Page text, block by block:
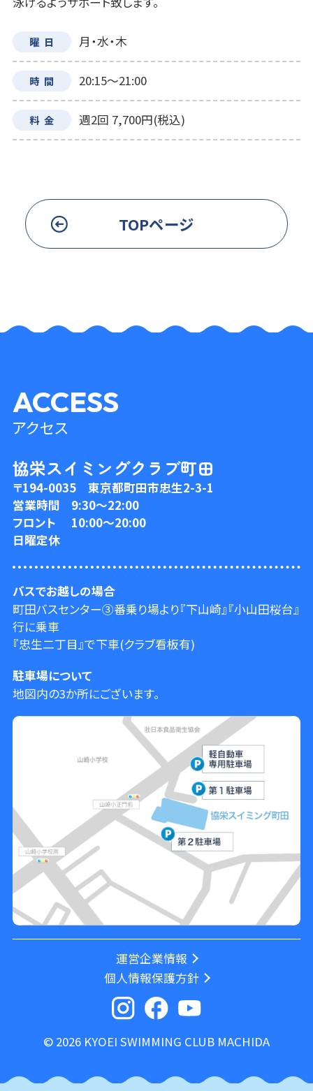
曜日 月・水・木
時間 20:15～21:00
料金 週2回 7,700円(税込)
TOPページ
ACCESS
アクセス
協栄スイミングクラブ町田
〒194-0035 東京都町田市忠生2-3-1
営業時間
9:30〜22:00
フロント
10:00〜20:00
日曜定休
バスでお越しの場合
町田バスセンター③番乗り場より『下山崎』『小山田桜台』
行に乗車
『忠生二丁目』で下車(クラブ看板有)
駐車場について
地図内の3か所にございます。
© 2026 KYOEI SWIMMING CLUB MACHIDA
運営企業情報
個⼈情報保護⽅針